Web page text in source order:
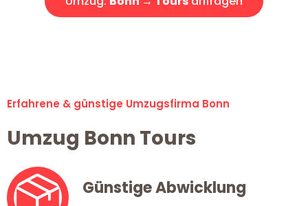
Erfahrene & günstige Umzugsfirma Bonn
Umzug Bonn Tours
Günstige Abwicklung